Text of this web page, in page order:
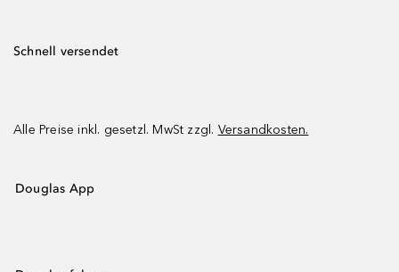
Schnell versendet
Alle Preise inkl. gesetzl. MwSt zzgl. Versandkosten.
Douglas App